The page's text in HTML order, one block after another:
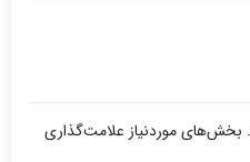
بخش‌های موردنیاز علامت‌گذاری